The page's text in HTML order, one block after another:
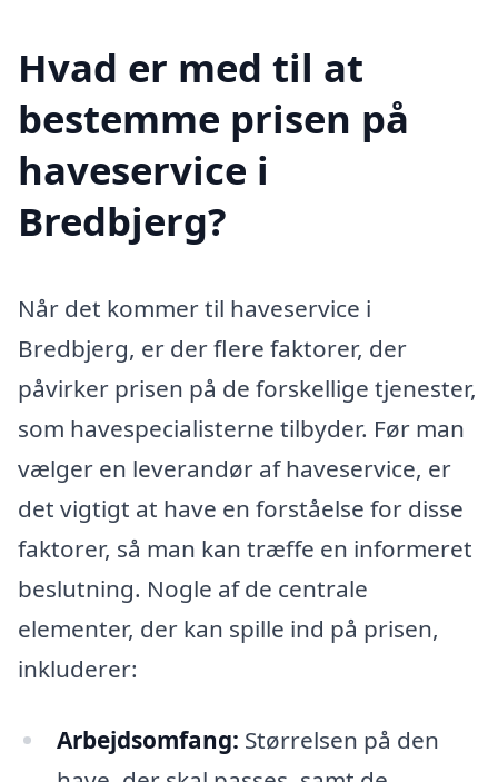
Hvad er med til at
bestemme prisen på
haveservice i
Bredbjerg?
Når det kommer til haveservice i
Bredbjerg, er der flere faktorer, der
påvirker prisen på de forskellige tjenester,
som havespecialisterne tilbyder. Før man
vælger en leverandør af haveservice, er
det vigtigt at have en forståelse for disse
faktorer, så man kan træffe en informeret
beslutning. Nogle af de centrale
elementer, der kan spille ind på prisen,
inkluderer:
Arbejdsomfang: Størrelsen på den